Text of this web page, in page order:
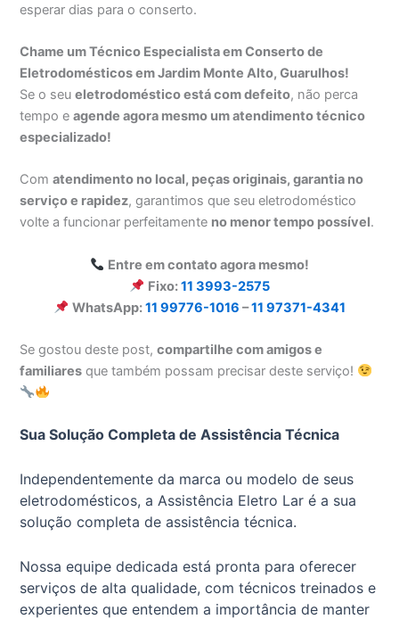
esperar dias para o conserto.
Chame um Técnico Especialista em Conserto de
Eletrodomésticos em Jardim Monte Alto, Guarulhos!
Se o seueletrodoméstico está com defeito, não perca
tempo eagende agora mesmo um atendimento técnico
especializado!
Comatendimento no local, peças originais, garantia no
serviço e rapidez, garantimos que seu eletrodoméstico
volte a funcionar perfeitamente no menor tempo possível.
Entre em contato agora mesmo!
Fixo:11 3993-2575
WhatsApp:11 99776-1016 –11 97371-4341
Se gostou deste post,compartilhe com amigos e
familiares que também possam precisar deste serviço!
Sua Solução Completa de Assistência Técnica
Independentemente da marca ou modelo de seus
eletrodomésticos, a Assistência Eletro Lar é a sua
solução completa de assistência técnica.
Nossa equipe dedicada está pronta para oferecer
serviços de alta qualidade, com técnicos treinados e
experientes que entendem a importância de manter